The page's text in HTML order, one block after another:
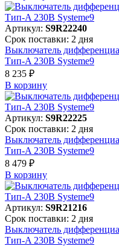
Артикул: S9R22240
Срок поставки: 2 дня
Выключатель
Тип-A 230В Systeme9
8 235 ₽
В корзинy
Артикул: S9R22225
Срок поставки: 2 дня
Выключатель
Тип-A 230В Systeme9
8 479 ₽
В корзинy
Артикул: S9R21216
Срок поставки: 2 дня
Выключатель
Тип-A 230В Systeme9